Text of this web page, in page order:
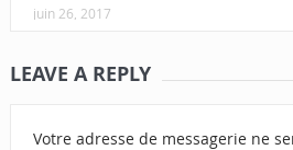
juin 26, 2017
LEAVE A REPLY
Votre adresse de messagerie ne